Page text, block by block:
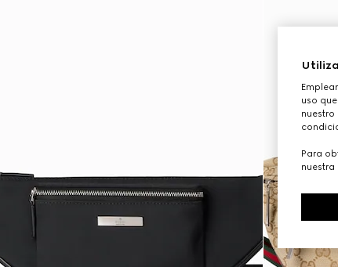
uso
nuestro
Para
nuestra